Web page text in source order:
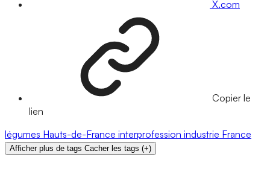
X.com
Copier le
lien
légumes Hauts-de-France interprofession industrie France
Afficher plus de tags Cacher les tags (+)